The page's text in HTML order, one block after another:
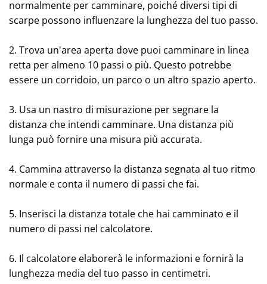
normalmente per camminare, poiché diversi tipi di
scarpe possono influenzare la lunghezza del tuo passo.
2. Trova un'area aperta dove puoi camminare in linea
retta per almeno 10 passi o più. Questo potrebbe
essere un corridoio, un parco o un altro spazio aperto.
3. Usa un nastro di misurazione per segnare la
distanza che intendi camminare. Una distanza più
lunga può fornire una misura più accurata.
4. Cammina attraverso la distanza segnata al tuo ritmo
normale e conta il numero di passi che fai.
5. Inserisci la distanza totale che hai camminato e il
numero di passi nel calcolatore.
6. Il calcolatore elaborerà le informazioni e fornirà la
lunghezza media del tuo passo in centimetri.